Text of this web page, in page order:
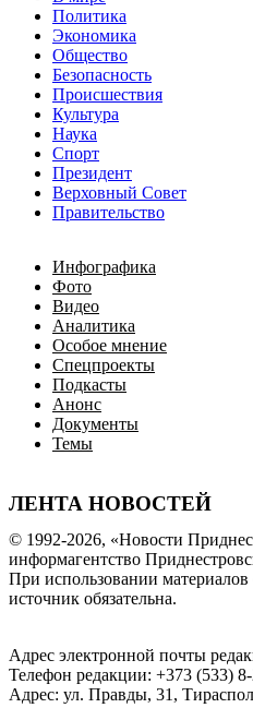
Политика
Экономика
Общество
Безопасность
Происшествия
Культура
Наука
Спорт
Президент
Верховный Совет
Правительство
Инфографика
Фото
Видео
Аналитика
Особое мнение
Спецпроекты
Подкасты
Анонс
Документы
Темы
ЛЕНТА НОВОСТЕЙ
© 1992-2026, «Новости
информагентство
При использовании материалов
источник обязательна.
Адрес электронной почты
Телефон редакции: +373 (533)
Адрес: ул. Правды, 31,